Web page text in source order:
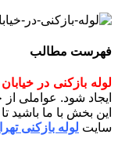
فهرست مطالب
لوله بازکنی در خیابان
ایجاد شود. عواملی
این بخش با ما
سایت لوله بازکنی